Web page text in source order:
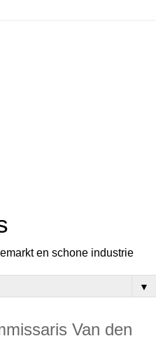
en schone industrie
▼
Van den